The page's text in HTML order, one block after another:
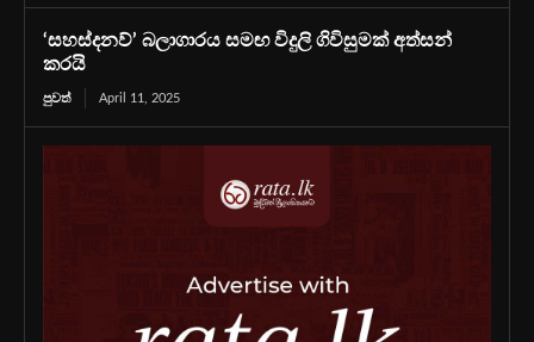
‘සහස්දනව්’ බලාගාරය සමඟ විදුලි ගිවිසුමක් අත්සන්
කරයි
පුවත් April 11, 2025